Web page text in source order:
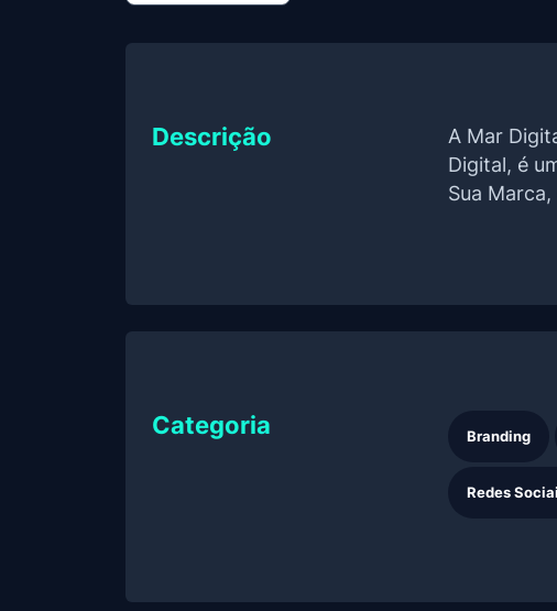
Descrição
A Mar
Digital, é
Sua
Categoria Branding
Redes